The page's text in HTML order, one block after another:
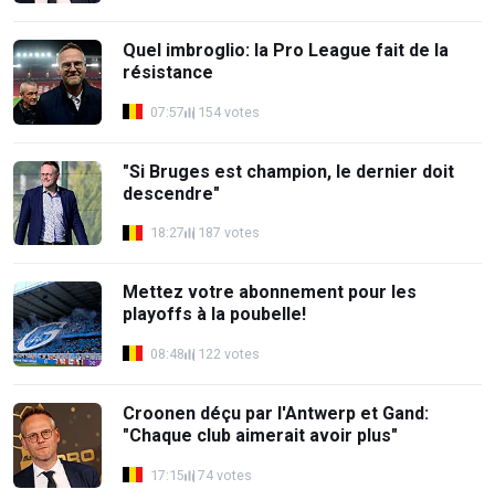
Quel imbroglio: la Pro League fait de la
résistance
07:57 154 votes
"Si Bruges est champion, le dernier doit
descendre"
18:27 187 votes
Mettez votre abonnement pour les
playoffs à la poubelle!
08:48 122 votes
Croonen déçu par l'Antwerp et Gand:
"Chaque club aimerait avoir plus"
17:15 74 votes